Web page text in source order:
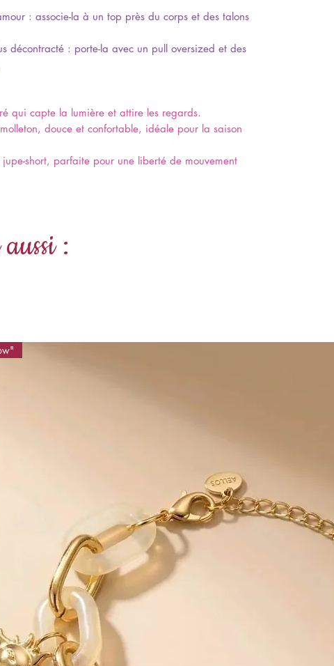
: associe-la à un top près du corps et des talons
décontracté : porte-la avec un pull oversized et des
qui capte la lumière et attire les regards.
douce et confortable, idéale pour la saison
short, parfaite pour une liberté de mouvement
: